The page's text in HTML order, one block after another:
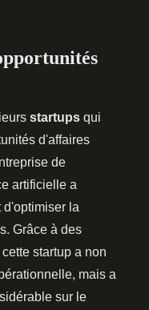
startups qui
d'affaires
de
artificielle a
la
Grâce à des
startup a non
mais a
sur le